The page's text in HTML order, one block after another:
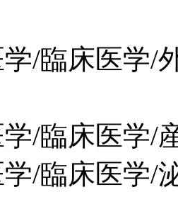
医学/外科
医学/産
医学/泌